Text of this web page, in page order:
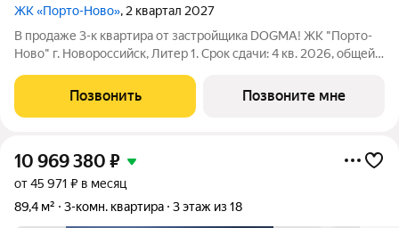
ЖК «Порто-Ново», 2 квартал 2027
В продаже 3-к квартира от застройщика DOGMA! ЖК "Порто-
Ново" г. Новороссийск, Литер 1. Срок сдачи: 4 кв. 2026, общей
для комфортной жизни. Место, где шум Чёрного моря
становится саундтреком
Позвонить Позвоните мне
10 969 380 ₽
от 45 971 ₽ в месяц
89,4 м²
3-комн. квартира 3 этаж из 18